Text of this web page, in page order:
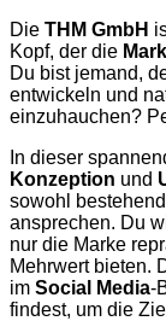
Die THM GmbH
Kopf, der die
Du bist jemand,
entwickeln und
einzuhauchen?
In dieser
Konzeption und
sowohl
ansprechen. Du
nur die Marke
Mehrwert bieten.
im Social Media-
findest, um die